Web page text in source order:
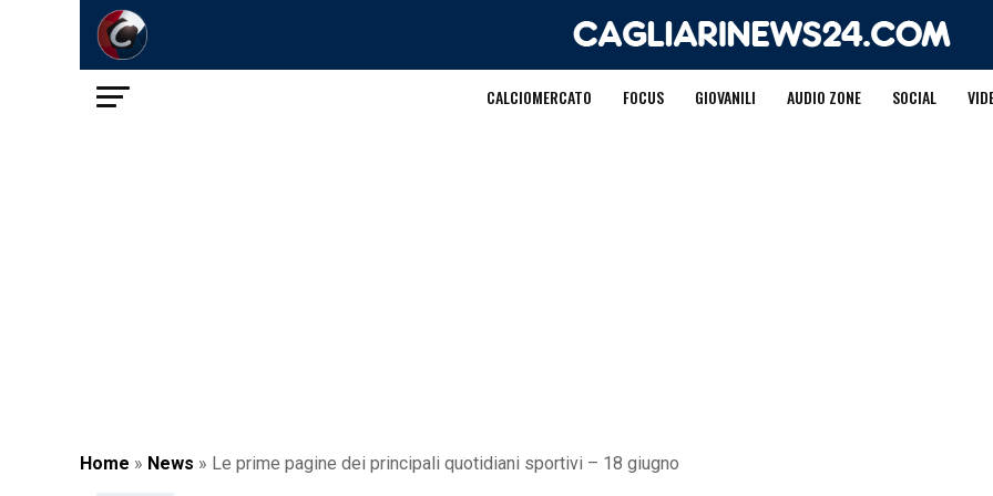
CALCIOMERCATO FOCUS GIOVANILI AUDIO ZONE SOCIAL
Home » News » Le prime pagine dei principali quotidiani sportivi – 18 giugno